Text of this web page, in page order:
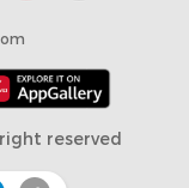
reserved